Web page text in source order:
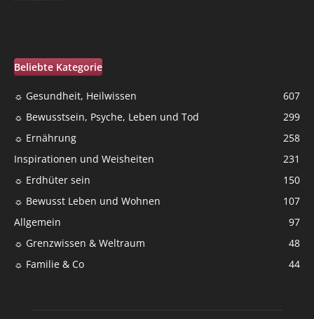
Beliebte Kategorie
☼ Gesundheit, Heilwissen
607
☼ Bewusstsein, Psyche, Leben und Tod
299
☼ Ernährung
258
Inspirationen und Weisheiten
231
☼ Erdhüter sein
150
☼ Bewusst Leben und Wohnen
107
Allgemein
97
☼ Grenzwissen & Weltraum
48
☼ Familie & Co
44